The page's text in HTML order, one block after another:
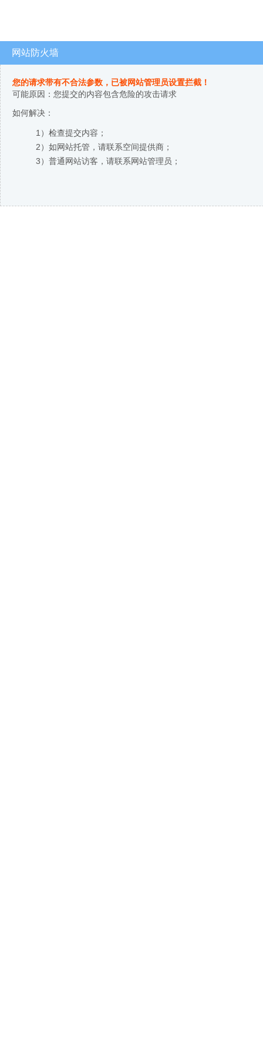
网站防火墙
您的请求带有不合法参数，已被网站管理员设置拦截！
可能原因：您提交的内容包含危险的攻击请求
如何解决：
1）检查提交内容；
2）如网站托管，请联系空间提供商；
3）普通网站访客，请联系网站管理员；